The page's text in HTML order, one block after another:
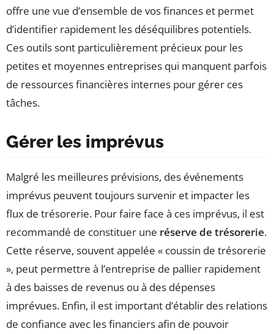
offre une vue d’ensemble de vos finances et permet
d’identifier rapidement les déséquilibres potentiels.
Ces outils sont particulièrement précieux pour les
petites et moyennes entreprises qui manquent parfois
de ressources financières internes pour gérer ces
tâches.
Gérer les imprévus
Malgré les meilleures prévisions, des événements
imprévus peuvent toujours survenir et impacter les
flux de trésorerie. Pour faire face à ces imprévus, il est
recommandé de constituer une réserve de trésorerie.
Cette réserve, souvent appelée « coussin de trésorerie
», peut permettre à l’entreprise de pallier rapidement
à des baisses de revenus ou à des dépenses
imprévues. Enfin, il est important d’établir des relations
de confiance avec les financiers afin de pouvoir